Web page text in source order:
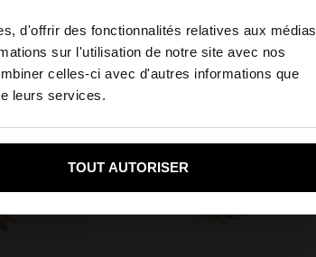
d'offrir des fonctionnalités relatives aux médias
sur l'utilisation de notre site avec nos
celles-ci avec d'autres informations que
leurs services.
TOUT AUTORISER
×
notre site au United States?
Oui, dirigez-moi vers United States